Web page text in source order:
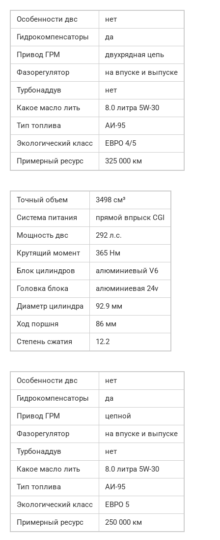
Особенности двс
нет
Гидрокомпенсаторы
да
Привод ГРМ
двухрядная цепь
Фазорегулятор
на впуске и выпуске
Турбонаддув
нет
Какое масло лить
8.0 литра 5W-30
Тип топлива
АИ-95
Экологический класс
ЕВРО 4/5
Примерный ресурс
325 000 км
Точный объем
3498 см³
Система питания
прямой впрыск CGI
Мощность двс
292 л.с.
Крутящий момент
365 Нм
Блок цилиндров
алюминиевый V6
Головка блока
алюминиевая 24v
Диаметр цилиндра
92.9 мм
Ход поршня
86 мм
Степень сжатия
12.2
Особенности двс
нет
Гидрокомпенсаторы
да
Привод ГРМ
цепной
Фазорегулятор
на впуске и выпуске
Турбонаддув
нет
Какое масло лить
8.0 литра 5W-30
Тип топлива
АИ-95
Экологический класс
ЕВРО 5
Примерный ресурс
250 000 км